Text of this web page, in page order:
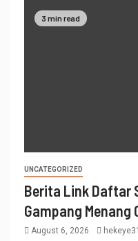
3 min read
UNCATEGORIZED
Berita Link Daftar
Gampang Menang
August 6, 2026